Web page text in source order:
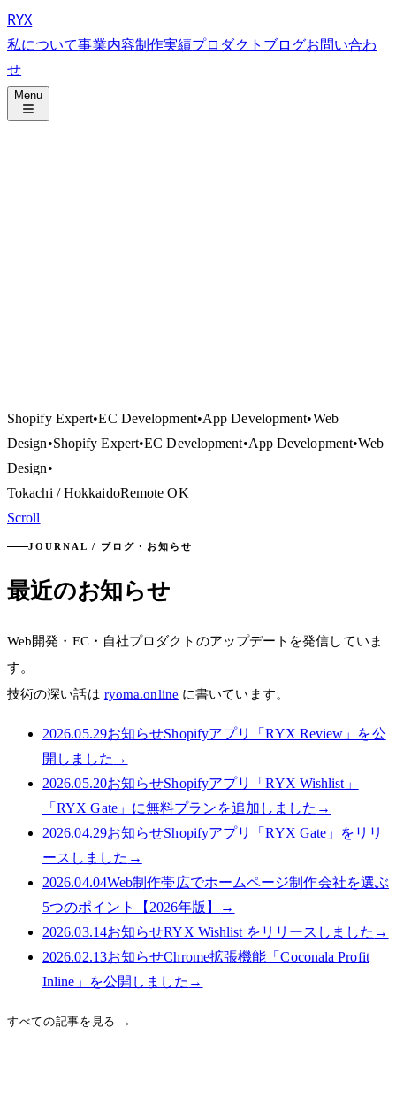
RYX
私について事業内容制作実績プロダクト ブログお問い合わ
せ
Menu
Shopify Expert•EC Development•App Development•Web
Design•Shopify Expert•EC Development•App Development•Web
Design•
Tokachi / HokkaidoRemote OK
Scroll
JOURNAL / ブログ・お知らせ
最近のお知らせ
Web開発・EC・自社プロダクトのアップデートを発信していま
す。
技術の深い話は ryoma.online に書いています。
2026.05.29お知らせShopifyアプリ「RYX Review」を公
開しました →
2026.05.20お知らせShopifyアプリ「RYX Wishlist」
「RYX Gate」に無料プランを追加しました →
2026.04.29お知らせShopifyアプリ「RYX Gate」をリリ
ースしました →
2026.04.04Web制作帯広でホームページ制作会社を選ぶ
5つのポイント【2026年版】
→
2026.03.14お知らせRYX Wishlist をリリースしました →
2026.02.13お知らせChrome拡張機能「Coconala Profit
Inline」を公開しました →
すべての記事を見る →